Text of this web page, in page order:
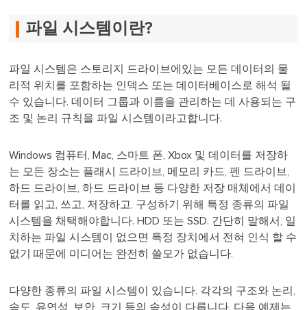
파일 시스템이란?
파일 시스템은 스토리지 드라이브에있는 모든 데이터의 물
리적 위치를 포함하는 인덱스 또는 데이터베이스로 해석 될
수 있습니다. 데이터 그룹과 이름을 관리하는 데 사용되는 구
조 및 논리 규칙을 파일 시스템이라고합니다.
Windows 컴퓨터, Mac, 스마트 폰, Xbox 및 데이터를 저장하
는 모든 장소는 플래시 드라이브, 메모리 카드, 펜 드라이브,
하드 드라이브, 하드 드라이브 등 다양한 저장 매체에서 데이
터를 읽고, 쓰고, 저장하고, 구성하기 위해 특정 종류의 파일
시스템을 채택해야합니다. HDD 또는 SSD. 간단히 말해서, 일
치하는 파일 시스템이 없으면 특정 장치에서 전혀 인식 할 수
없기 때문에 미디어는 완전히 쓸모가 없습니다.
다양한 종류의 파일 시스템이 있습니다. 각각의 구조와 논리,
속도, 유연성, 보안, 크기 등의 속성이 다릅니다. 다음 예제는